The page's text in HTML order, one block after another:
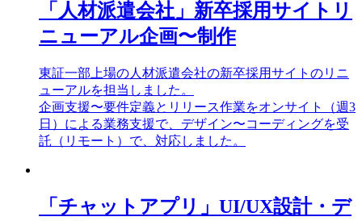
「人材派遣会社」新卒採用サイトリ
ニューアル企画〜制作
東証一部上場の人材派遣会社の新卒採用サイトのリニ
ューアルを担当しました。
企画支援〜要件定義とリリース作業をオンサイト（週3
日）による業務支援で、デザイン〜コーディングを受
託（リモート）で、対応しました。
「チャットアプリ」UI/UX設計・デ